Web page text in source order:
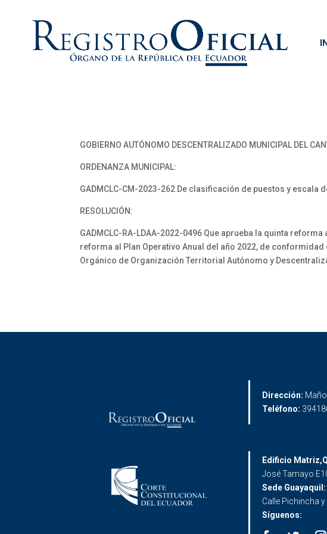
GOBIERNO AUTÓNOMO DESCENTRALIZADO MUNICIPAL DEL
ORDENANZA MUNICIPAL:
GADMCLC-CM-2023-262 De clasificación de puestos y
RESOLUCIÓN:
GADMCLC-RA-LDAA-2022-0496 Que aprueba la quinta
reforma al Plan Operativo Anual del año 2022, de
Orgánico de Organización Territorial Autónomo y
Dirección:
Teléfono:
Edificio
José Tamayo
Sede Guayaquil:
Calle Pichincha
Síguenos: